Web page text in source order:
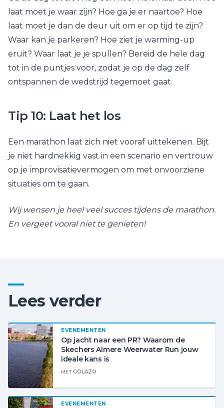
laat moet je waar zijn? Hoe ga je er naartoe? Hoe
laat moet je dan de deur uit om er op tijd te zijn?
Waar kan je parkeren? Hoe ziet je warming-up
eruit? Waar laat je je spullen? Bereid de hele dag
tot in de puntjes voor, zodat je op de dag zelf
ontspannen de wedstrijd tegemoet gaat.
Tip 10: Laat het los
Een marathon laat zich niet vooraf uittekenen. Bijt
je niet hardnekkig vast in een scenario en vertrouw
op je improvisatievermogen om met onvoorziene
situaties om te gaan.
Wij wensen je heel veel succes tijdens de marathon.
En vergeet vooral niet te genieten!
Lees verder
EVENEMENTEN
Op jacht naar een PR? Waarom de
Skechers Almere Weerwater Run jouw
ideale kans is
METGOLAZO
EVENEMENTEN